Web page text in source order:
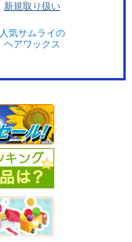
新規取り扱い
人気サムライの
ヘアワックス